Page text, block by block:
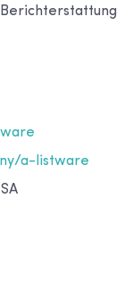
a-listware